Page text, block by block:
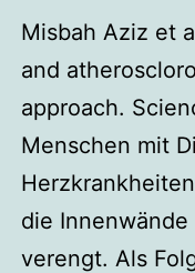
Misbah Aziz et
and
approach.
Menschen mit
die
verengt. Als